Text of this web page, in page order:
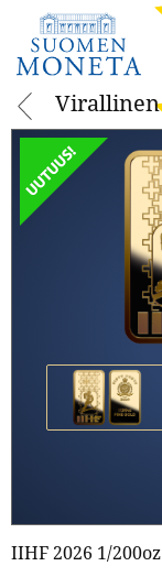
IIHF 2026 1/
Virallinen